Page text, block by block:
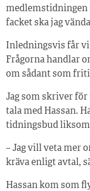
medlemstidningen
facket ska jag
Inledningsvis får
Frågorna handlar
om sådant som
Jag som skriver
tala med Hassan.
tidningsbud liksom
– Jag vill veta mer
kräva enligt avtal,
Hassan kom som